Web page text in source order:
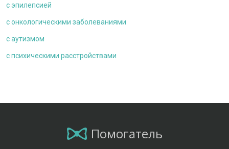
с эпилепсией
с онкологическими заболеваниями
c аутизмом
с психическими расстройствами
Помогатель